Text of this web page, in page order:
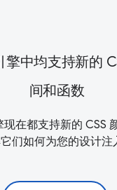
擎中均支持新的
间和函数
现在都支持新的 CSS
们如何为您的设计注